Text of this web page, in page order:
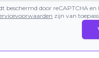
beschermd door reCAPTCHA en
zijn van